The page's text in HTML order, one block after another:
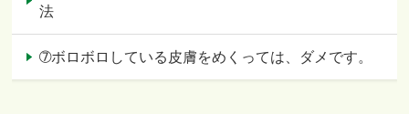
法
➆ボロボロしている皮膚をめくっては、ダメです。